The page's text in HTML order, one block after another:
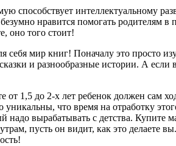
способствует интеллектуальному
нравится помогать
оно того стоит!
себя мир книг! Поначалу это просто
и разнообразные истории. А
от 1,5 до 2-х лет ребенок должен сам
что время на отработку
вырабатывать с детства. Купите
пусть он видит, как это